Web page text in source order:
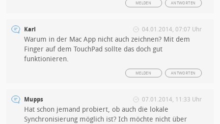
ANTWORTEN
MELDEN
Karl 04.01.2014, 07:07 Uhr
Warum in der Mac App nicht auch zeichnen? Mit dem
Finger auf dem TouchPad sollte das doch gut
funktionieren.
ANTWORTEN
MELDEN
Mupps 07.01.2014, 11:33 Uhr
Hat schon jemand probiert, ob auch die lokale
Synchronisierung möglich ist? Ich möchte nicht über